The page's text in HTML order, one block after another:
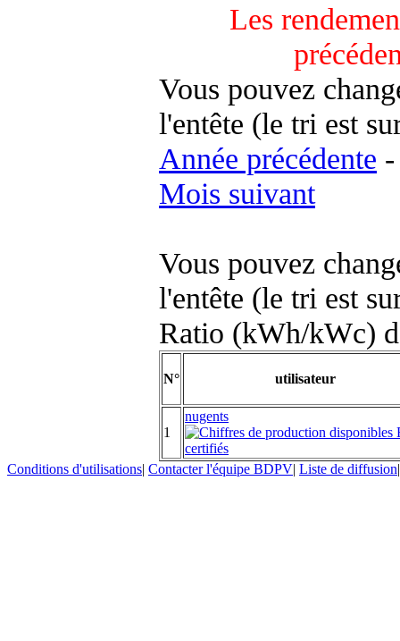
Les
Vous pouvez
l'entête (le tri est
Année précédente -
Mois suivant
Vous pouvez
l'entête (le tri est
Ratio (kWh/kWc)
N° utilisateur
1
nugents
Conditions d'utilisations| Contacter l'équipe BDPV| Liste de diffusion